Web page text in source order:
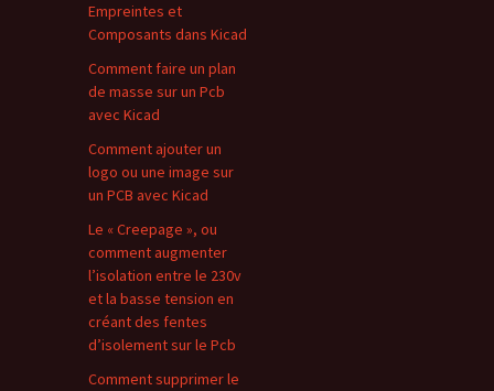
Empreintes et
Composants dans Kicad
Comment faire un plan
de masse sur un Pcb
avec Kicad
Comment ajouter un
logo ou une image sur
un PCB avec Kicad
Le « Creepage », ou
comment augmenter
l’isolation entre le 230v
et la basse tension en
créant des fentes
d’isolement sur le Pcb
Comment supprimer le